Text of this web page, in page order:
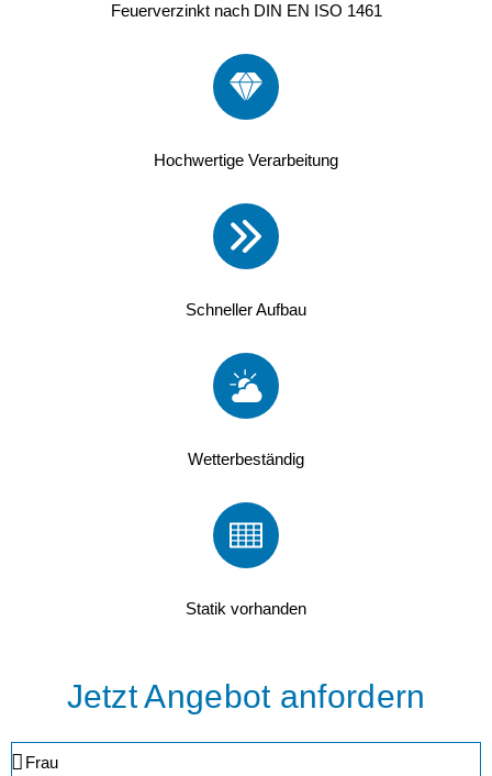
Feuerverzinkt nach DIN EN ISO 1461
Hochwertige Verarbeitung
Schneller Aufbau
Wetterbeständig
Statik vorhanden
Jetzt Angebot anfordern